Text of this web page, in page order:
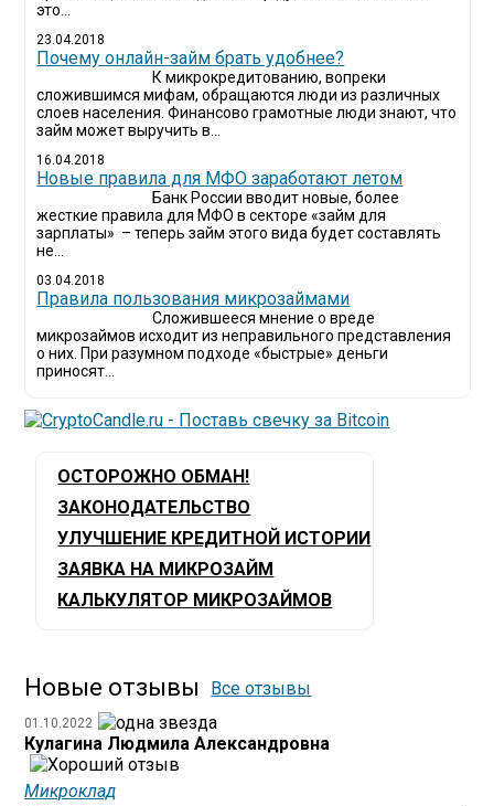
это...
23.04.2018
Почему онлайн-займ брать удобнее?
К микрокредитованию, вопреки
сложившимся мифам, обращаются люди из различных
слоев населения. Финансово грамотные люди знают, что
займ может выручить в...
16.04.2018
Новые правила для МФО заработают летом
Банк России вводит новые, более
жесткие правила для МФО в секторе «займ для
зарплаты» – теперь займ этого вида будет составлять
не...
03.04.2018
​Правила пользования микрозаймами
Сложившееся мнение о вреде
микрозаймов исходит из неправильного представления
о них. При разумном подходе «быстрые» деньги
приносят...
ОСТОРОЖНО ОБМАН!
ЗАКОНОДАТЕЛЬСТВО
УЛУЧШЕНИЕ КРЕДИТНОЙ ИСТОРИИ
ЗАЯВКА НА МИКРОЗАЙМ
КАЛЬКУЛЯТОР МИКРОЗАЙМОВ
Новые отзывы Все отзывы
01.10.2022
Кулагина Людмила Александровна
Микроклад